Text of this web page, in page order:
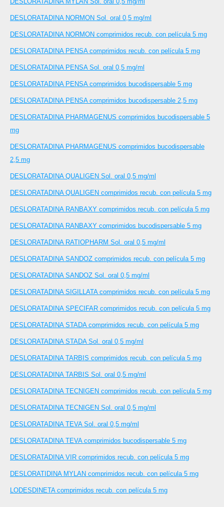
DESLORATADINA NORMON Sol. oral 0,5 mg/ml
DESLORATADINA NORMON comprimidos recub. con película 5 mg
DESLORATADINA PENSA comprimidos recub. con película 5 mg
DESLORATADINA PENSA Sol. oral 0,5 mg/ml
DESLORATADINA PENSA comprimidos bucodispersable 5 mg
DESLORATADINA PENSA comprimidos bucodispersable 2,5 mg
DESLORATADINA PHARMAGENUS comprimidos bucodispersable 5
mg
DESLORATADINA PHARMAGENUS comprimidos bucodispersable
2,5 mg
DESLORATADINA QUALIGEN Sol. oral 0,5 mg/ml
DESLORATADINA QUALIGEN comprimidos recub. con película 5 mg
DESLORATADINA RANBAXY comprimidos recub. con película 5 mg
DESLORATADINA RANBAXY comprimidos bucodispersable 5 mg
DESLORATADINA RATIOPHARM Sol. oral 0,5 mg/ml
DESLORATADINA SANDOZ comprimidos recub. con película 5 mg
DESLORATADINA SANDOZ Sol. oral 0,5 mg/ml
DESLORATADINA SIGILLATA comprimidos recub. con película 5 mg
DESLORATADINA SPECIFAR comprimidos recub. con película 5 mg
DESLORATADINA STADA comprimidos recub. con película 5 mg
DESLORATADINA STADA Sol. oral 0,5 mg/ml
DESLORATADINA TARBIS comprimidos recub. con película 5 mg
DESLORATADINA TARBIS Sol. oral 0,5 mg/ml
DESLORATADINA TECNIGEN comprimidos recub. con película 5 mg
DESLORATADINA TECNIGEN Sol. oral 0,5 mg/ml
DESLORATADINA TEVA Sol. oral 0,5 mg/ml
DESLORATADINA TEVA comprimidos bucodispersable 5 mg
DESLORATADINA VIR comprimidos recub. con película 5 mg
DESLORATIDINA MYLAN comprimidos recub. con película 5 mg
LODESDINETA comprimidos recub. con película 5 mg